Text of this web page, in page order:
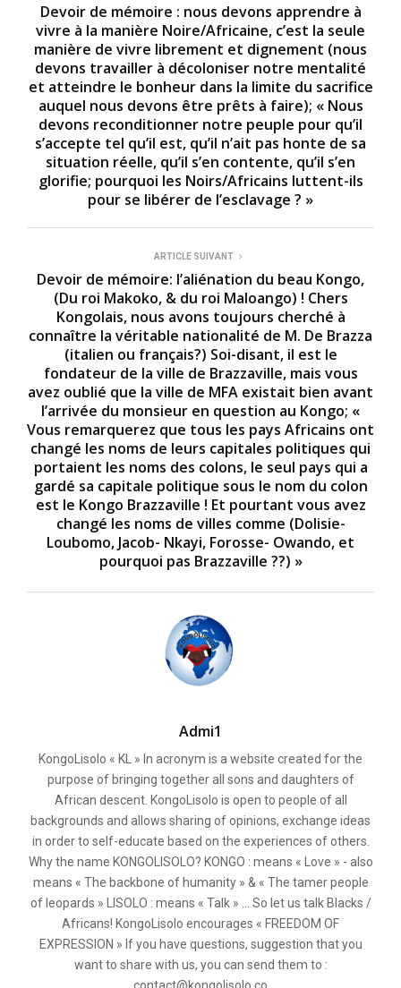
Devoir de mémoire : nous devons apprendre à
vivre à la manière Noire/Africaine, c’est la seule
manière de vivre librement et dignement (nous
devons travailler à décoloniser notre mentalité
et atteindre le bonheur dans la limite du sacrifice
auquel nous devons être prêts à faire); « Nous
devons reconditionner notre peuple pour qu’il
s’accepte tel qu’il est, qu’il n’ait pas honte de sa
situation réelle, qu’il s’en contente, qu’il s’en
glorifie; pourquoi les Noirs/Africains luttent-ils
pour se libérer de l’esclavage ? »
ARTICLE SUIVANT
Devoir de mémoire: l’aliénation du beau Kongo,
(Du roi Makoko, & du roi Maloango) ! Chers
Kongolais, nous avons toujours cherché à
connaître la véritable nationalité de M. De Brazza
(italien ou français?) Soi-disant, il est le
fondateur de la ville de Brazzaville, mais vous
avez oublié que la ville de MFA existait bien avant
l’arrivée du monsieur en question au Kongo; «
Vous remarquerez que tous les pays Africains ont
changé les noms de leurs capitales politiques qui
portaient les noms des colons, le seul pays qui a
gardé sa capitale politique sous le nom du colon
est le Kongo Brazzaville ! Et pourtant vous avez
changé les noms de villes comme (Dolisie-
Loubomo, Jacob- Nkayi, Forosse- Owando, et
pourquoi pas Brazzaville ??) »
Admi1
KongoLisolo « KL » In acronym is a website created for the
purpose of bringing together all sons and daughters of
African descent. KongoLisolo is open to people of all
backgrounds and allows sharing of opinions, exchange ideas
in order to self-educate based on the experiences of others.
Why the name KONGOLISOLO? KONGO : means « Love » - also
means « The backbone of humanity » & « The tamer people
of leopards » LISOLO : means « Talk » ... So let us talk Blacks /
Africans! KongoLisolo encourages « FREEDOM OF
EXPRESSION » If you have questions, suggestion that you
want to share with us, you can send them to :